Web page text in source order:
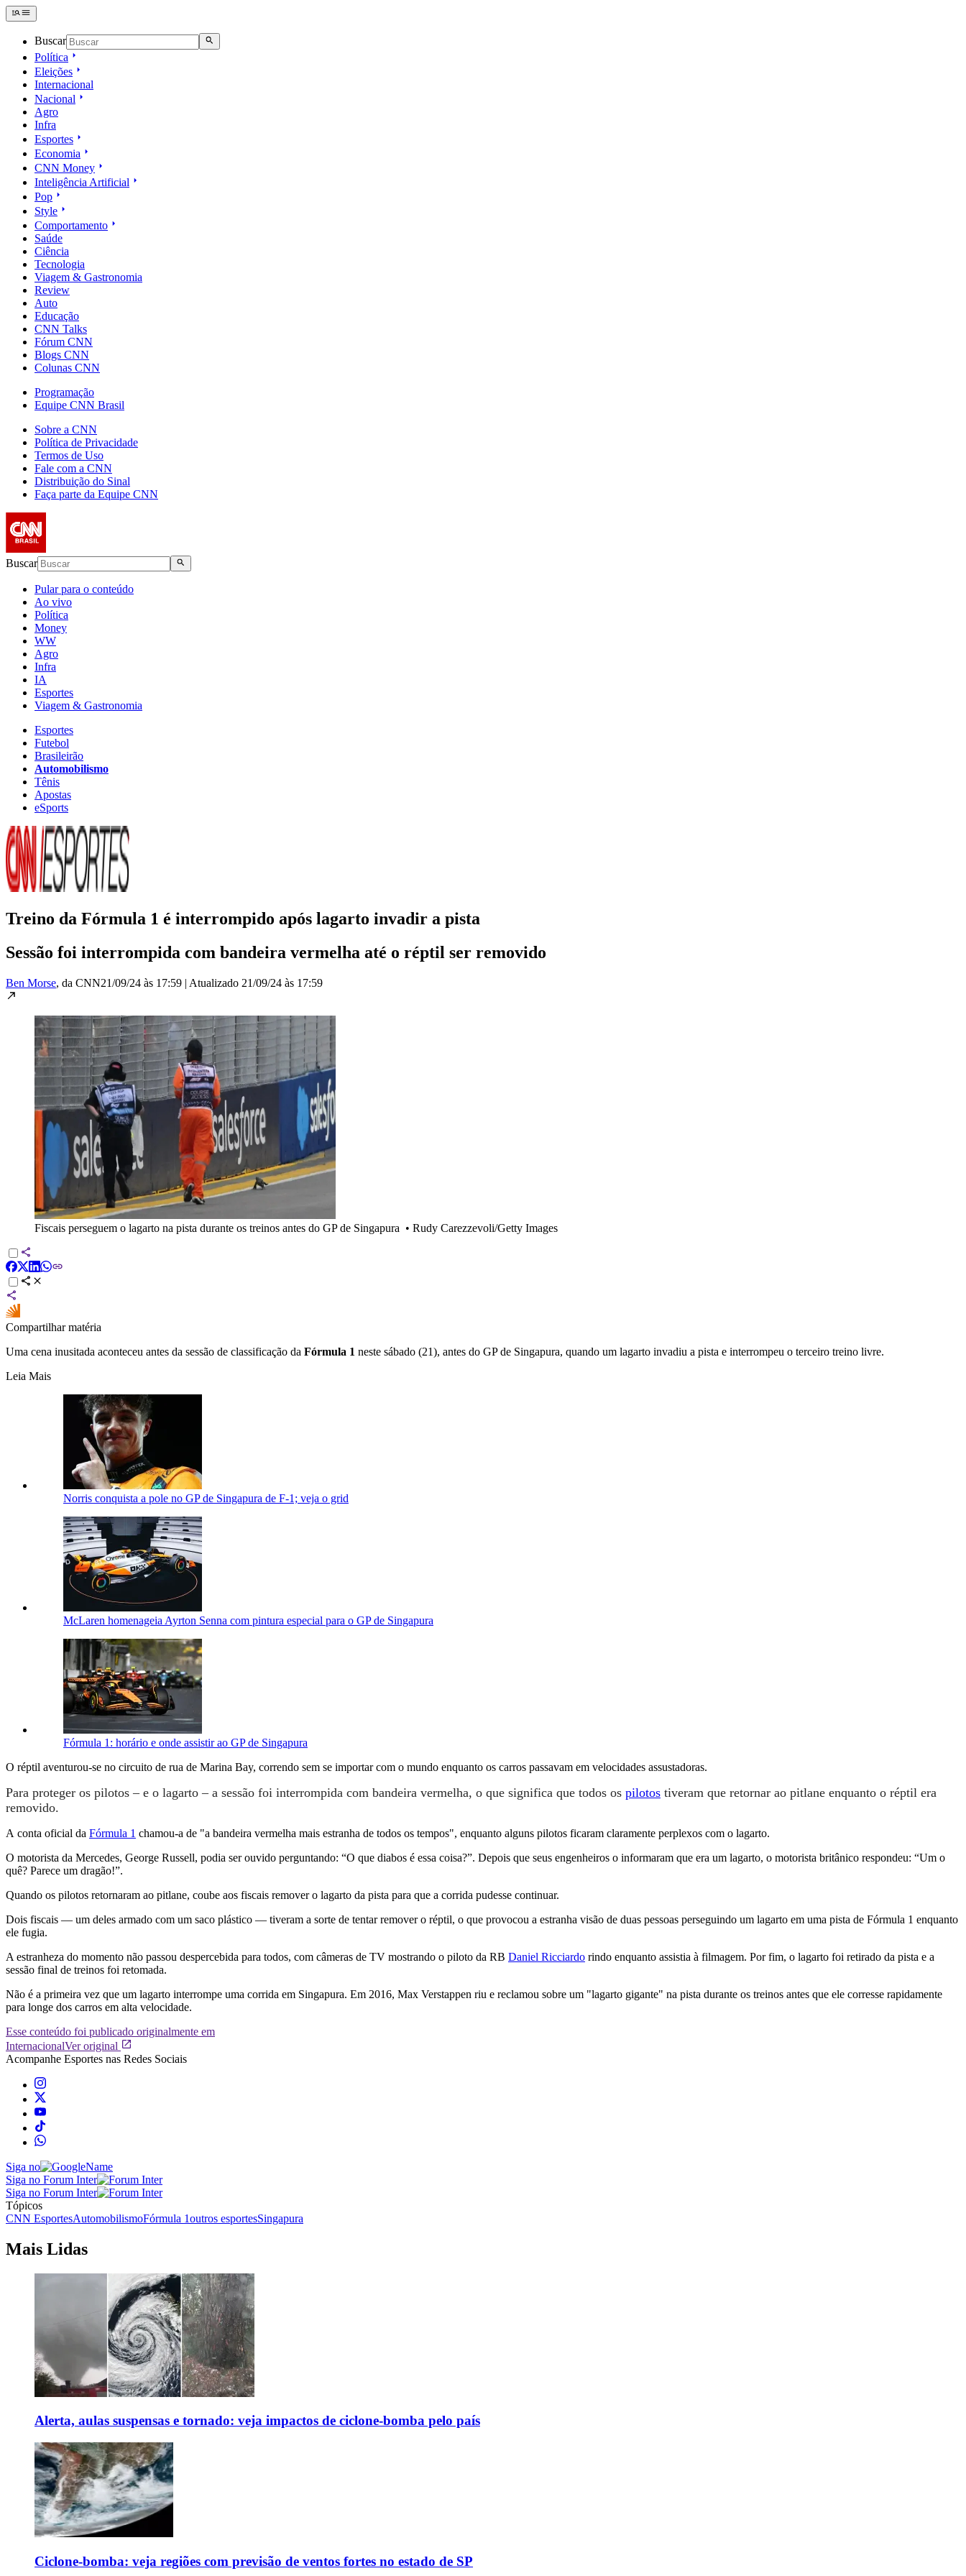
Buscar
Política
Eleições
Internacional
Nacional
Agro
Infra
Esportes
Economia
CNN Money
Inteligência Artificial
Pop
Style
Comportamento
Saúde
Ciência
Tecnologia
Viagem & Gastronomia
Review
Auto
Educação
CNN Talks
Fórum CNN
Blogs CNN
Colunas CNN
Programação
Equipe CNN Brasil
Sobre a CNN
Política de Privacidade
Termos de Uso
Fale com a CNN
Distribuição do Sinal
Faça parte da Equipe CNN
Buscar
Pular para o conteúdo
Ao vivo
Política
Money
WW
Agro
Infra
IA
Esportes
Viagem & Gastronomia
Esportes
Futebol
Brasileirão
Automobilismo
Tênis
Apostas
eSports
Treino da Fórmula 1 é interrompido após lagarto invadir a pista
Sessão foi interrompida com bandeira vermelha até o réptil ser removido
Ben Morse, da CNN21/09/24 às 17:59 | Atualizado 21/09/24 às 17:59
Fiscais perseguem o lagarto na pista durante os treinos antes do GP de Singapura • Rudy Carezzevoli/Getty Images
Compartilhar matéria
Uma cena inusitada aconteceu antes da sessão de classificação da Fórmula 1 neste sábado (21), antes do GP de Singapura, quando um lagarto invadiu a pista e interrompeu o terceiro treino livre.
Leia Mais
Norris conquista a pole no GP de Singapura de F-1; veja o grid
McLaren homenageia Ayrton Senna com pintura especial para o GP de Singapura
Fórmula 1: horário e onde assistir ao GP de Singapura
O réptil aventurou-se no circuito de rua de Marina Bay, correndo sem se importar com o mundo enquanto os carros passavam em velocidades assustadoras.
Para proteger os pilotos – e o lagarto – a sessão foi interrompida com bandeira vermelha, o que significa que todos os pilotos tiveram que retornar ao pitlane enquanto o réptil era
removido.
A conta oficial da Fórmula 1 chamou-a de "a bandeira vermelha mais estranha de todos os tempos", enquanto alguns pilotos ficaram claramente perplexos com o lagarto.
O motorista da Mercedes, George Russell, podia ser ouvido perguntando: “O que diabos é essa coisa?”. Depois que seus engenheiros o informaram que era um lagarto, o motorista britânico respondeu: “Um o
quê? Parece um dragão!”.
Quando os pilotos retornaram ao pitlane, coube aos fiscais remover o lagarto da pista para que a corrida pudesse continuar.
Dois fiscais — um deles armado com um saco plástico — tiveram a sorte de tentar remover o réptil, o que provocou a estranha visão de duas pessoas perseguindo um lagarto em uma pista de Fórmula 1 enquanto
ele fugia.
A estranheza do momento não passou despercebida para todos, com câmeras de TV mostrando o piloto da RB Daniel Ricciardo rindo enquanto assistia à filmagem. Por fim, o lagarto foi retirado da pista e a
sessão final de treinos foi retomada.
Não é a primeira vez que um lagarto interrompe uma corrida em Singapura. Em 2016, Max Verstappen riu e reclamou sobre um "lagarto gigante" na pista durante os treinos antes que ele corresse rapidamente
para longe dos carros em alta velocidade.
Esse conteúdo foi publicado originalmente em
InternacionalVer original
Acompanhe Esportes nas Redes Sociais
Siga no
Siga no Forum Inter
Siga no Forum Inter
Tópicos
CNN EsportesAutomobilismoFórmula 1outros esportesSingapura
Mais Lidas
Alerta, aulas suspensas e tornado: veja impactos de ciclone-bomba pelo país
Ciclone-bomba: veja regiões com previsão de ventos fortes no estado de SP